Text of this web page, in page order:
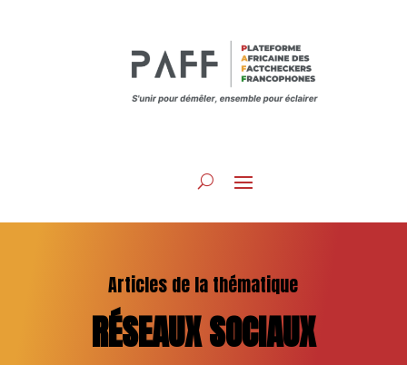
Articles de la thématique
RÉSEAUX SOCIAUX